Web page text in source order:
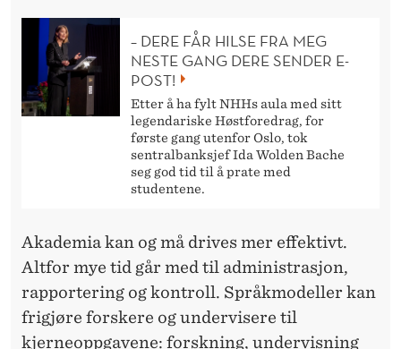
– DERE FÅR HILSE FRA MEG
NESTE GANG DERE SENDER E-
POST!
Etter å ha fylt NHHs aula med sitt
legendariske Høstforedrag, for
første gang utenfor Oslo, tok
sentralbanksjef Ida Wolden Bache
seg god tid til å prate med
studentene.
Akademia kan og må drives mer effektivt.
Altfor mye tid går med til administrasjon,
rapportering og kontroll. Språkmodeller kan
frigjøre forskere og undervisere til
kjerneoppgavene: forskning, undervisning